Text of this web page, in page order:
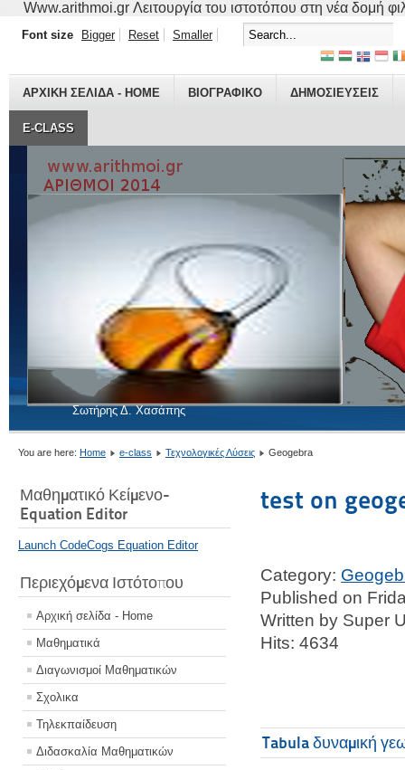
Www.arithmoi.gr Λειτουργία του ιστοτόπου στη νέα δομή
Σωτήρης Δ. Χασάπης
ΑΡΧΙΚΗ ΣΕΛΙΔΑ - HOME ΒΙΟΓΡΑΦΙΚO ΔΗΜΟΣΙΕΥΣΕΙΣ
E-CLASS
Font size Bigger Reset Smaller
You are here: Home e-class Τεχνολογικές Λύσεις Geogebra
Μαθηματικό Κείμενο-
Equation Editor
Launch CodeCogs Equation Editor
Περιεχόμενα Ιστότοπου
Αρχική σελίδα - Home
Μαθηματικά
Διαγωνισμοί Μαθηματικών
Σχολικα
Τηλεκπαίδευση
Διδασκαλία Μαθηματικών
test on
Category:
Published on
Written by Super
Hits: 4634
Tabula δυναμική